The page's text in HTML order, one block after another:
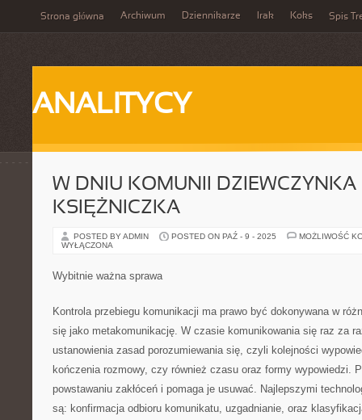
Strona główna Archiwum Dziennikarze Irak Koks Spis
ANALITYCY
W DNIU KOMUNII DZIEWCZYNKA
KSIĘŻNICZKA
POSTED BY ADMIN POSTED ON PAŹ - 9 - 2025
MOŻLIWOŚĆ
WYŁĄCZONA
Wybitnie ważna sprawa
Kontrola przebiegu komunikacji ma prawo być dokonywana w
się jako metakomunikację. W czasie komunikowania się raz za
ustanowienia zasad porozumiewania się, czyli kolejności
kończenia rozmowy, czy również czasu oraz formy wypowiedzi.
powstawaniu zakłóceń i pomaga je usuwać. Najlepszymi
są: konfirmacja odbioru komunikatu, uzgadnianie, oraz